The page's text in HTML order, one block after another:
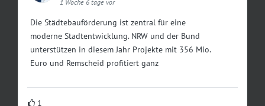
1 Woche 6 tage vor
Die Städtebauförderung ist zentral für eine
moderne Stadtentwicklung. NRW und der Bund
unterstützen in diesem Jahr Projekte mit 356 Mio.
Euro und Remscheid profitiert ganz
1